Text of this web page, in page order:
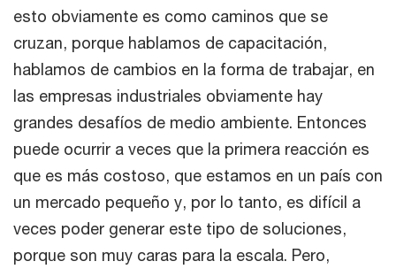
esto obviamente es como caminos que se
cruzan, porque hablamos de capacitación,
hablamos de cambios en la forma de trabajar, en
las empresas industriales obviamente hay
grandes desafíos de medio ambiente. Entonces
puede ocurrir a veces que la primera reacción es
que es más costoso, que estamos en un país con
un mercado pequeño y, por lo tanto, es difícil a
veces poder generar este tipo de soluciones,
porque son muy caras para la escala. Pero,